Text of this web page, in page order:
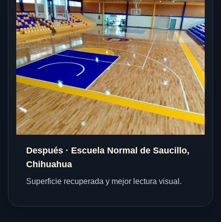
Después · Escuela Normal de Saucillo,
Chihuahua
Superficie recuperada y mejor lectura visual.